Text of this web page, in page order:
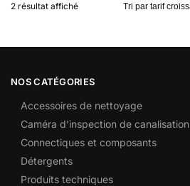
2 résultat affiché
NOS CATÉGORIES
Accessoires de nettoyage
Caméra d’inspection de canalisation
Connectiques et composants
Détergents
Produits techniques